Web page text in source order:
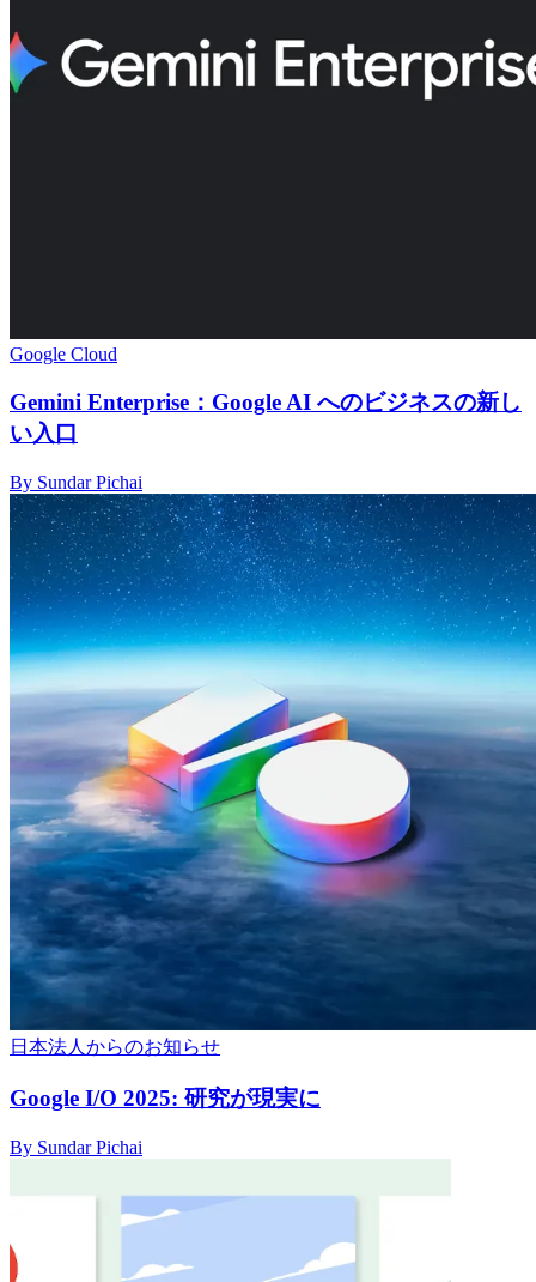
Google Cloud
Gemini Enterprise：Google AI へのビジネスの新し
い入口
By Sundar Pichai
日本法人からのお知らせ
Google I/O 2025: 研究が現実に
By Sundar Pichai